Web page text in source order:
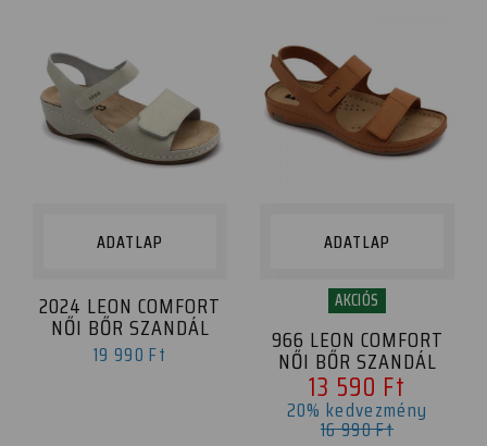
ADATLAP
2024 LEON COMFORT
NŐI BŐR SZANDÁL
19 990 Ft
ADATLAP
AKCIÓS
966 LEON COMFORT
NŐI BŐR SZANDÁL
13 590 Ft
20% kedvezmény
16 990 Ft